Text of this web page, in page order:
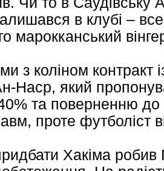
в клубі –
марокканський
з коліном контракт
Наср, який
та поверненню до
проте футболіст
Хакіма робив